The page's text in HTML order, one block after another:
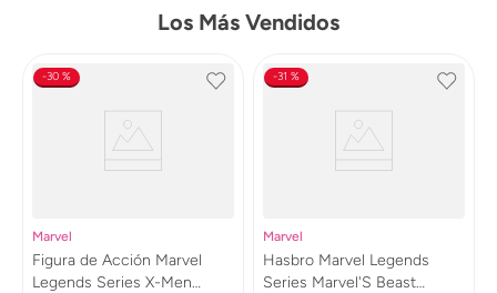
Los Más Vendidos
30 %
Marvel
Figura de Acción Marvel
Legends Series X-Men
31 %
Marvel
Hasbro Marvel Legends
Series Marvel'S Beast